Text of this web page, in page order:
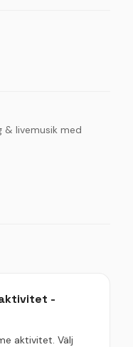
& livemusik med
-
aktivitet. Välj